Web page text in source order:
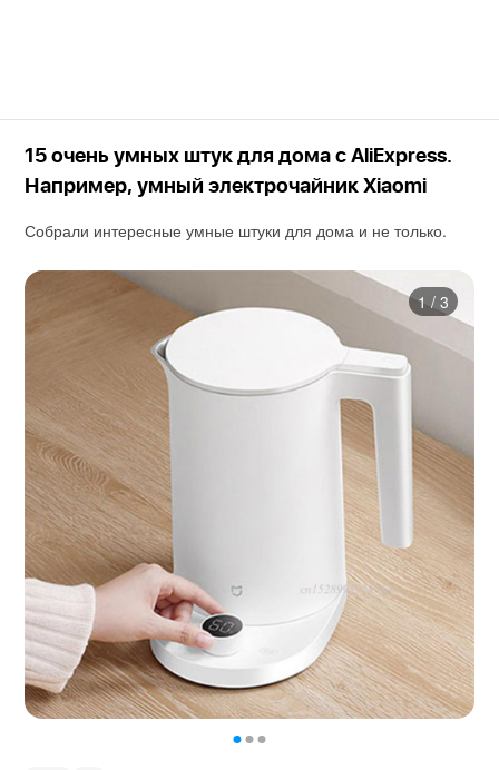
15 очень умных штук для дома с AliExpress.
Например, умный электрочайник Xiaomi
Собрали интересные умные штуки для дома и не только.
1 / 3